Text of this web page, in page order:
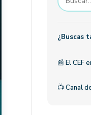
¿Buscas
📰El CEF
📺Canal